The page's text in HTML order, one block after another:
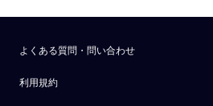
よくある質問・問い合わせ
利用規約